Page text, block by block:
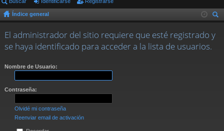
nl
ac
es
rá
s
or
os
su
ari
os
nti
fic
ar
ist
Índice general
car
El administrador del sitio requiere que esté registrado y
se haya identificado para acceder a la lista de usuarios.
Nombre de Usuario:
Contraseña:
Olvidé mi contraseña
Reenviar email de activación